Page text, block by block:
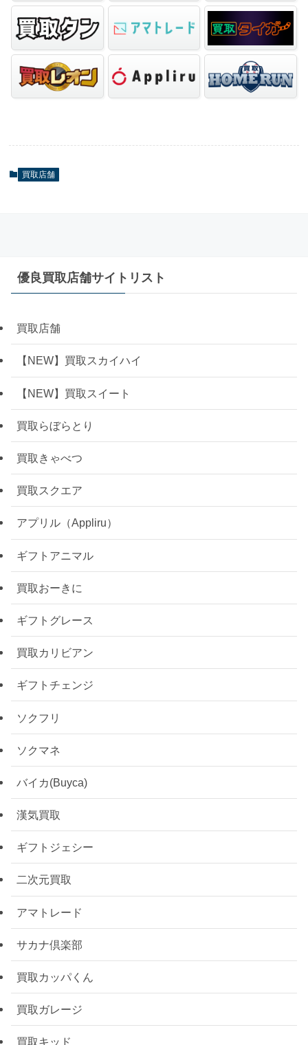
買取店舗
優良買取店舗サイトリスト
買取店舗
【NEW】買取スカイハイ
【NEW】買取スイート
買取らぼらとり
買取きゃべつ
買取スクエア
アプリル（Appliru）
ギフトアニマル
買取おーきに
ギフトグレース
買取カリビアン
ギフトチェンジ
ソクフリ
ソクマネ
バイカ(Buyca)
漢気買取
ギフトジェシー
二次元買取
アマトレード
サカナ倶楽部
買取カッパくん
買取ガレージ
買取キッド